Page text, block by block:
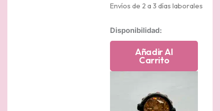
Envíos de 2 a 3 días laborales
Disponibilidad:
Pendientes
chapados
en
Añadir Al
Carrito